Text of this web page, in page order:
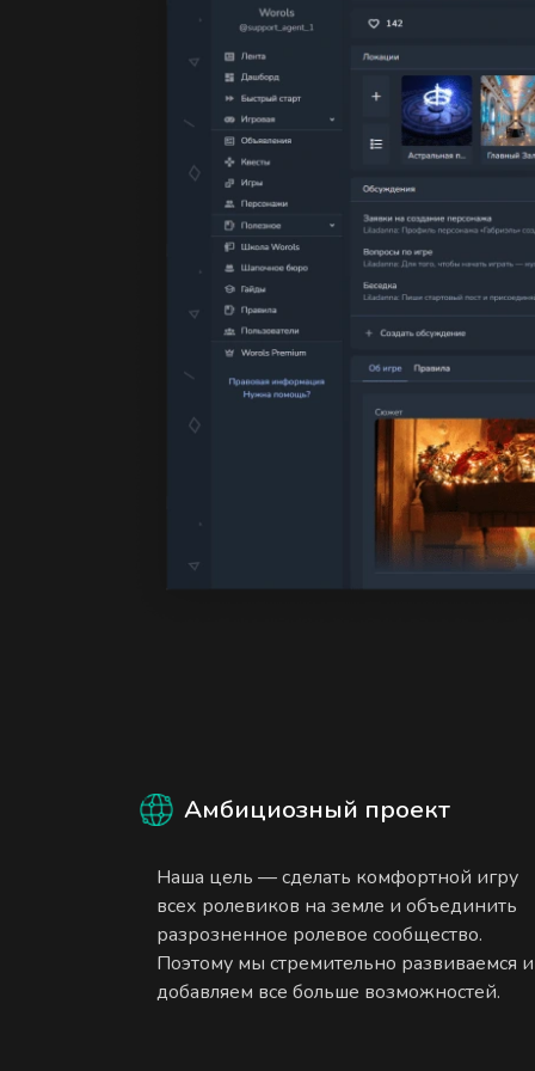
Амбициозный проект
Наша цель — сделать комфортной игру
всех ролевиков на земле и объединить
разрозненное ролевое сообщество.
Поэтому мы стремительно развиваемся и
добавляем все больше возможностей.